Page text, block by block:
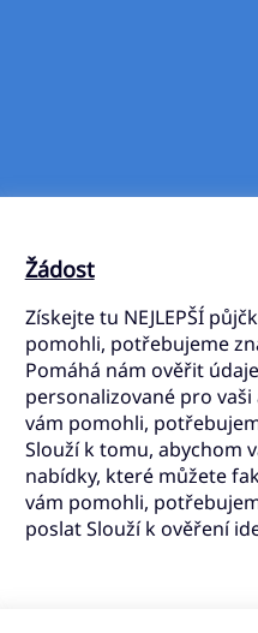
Žádost
Získejte tu NEJLEPŠÍ
pomohli, potřebujeme
Pomáhá nám ověřit
personalizované pro
vám pomohli,
Slouží k tomu, abychom
nabídky, které můžete
vám pomohli,
poslat Slouží k ověření